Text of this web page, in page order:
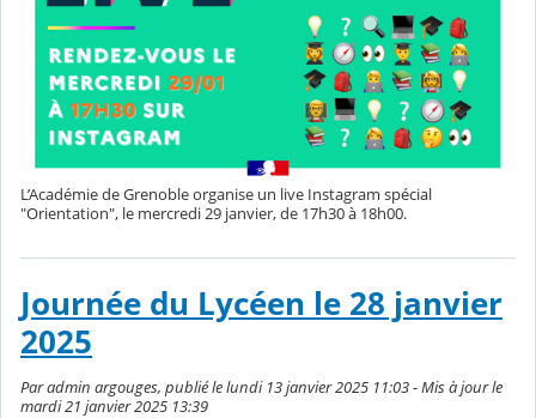
L’Académie de Grenoble organise un live Instagram spécial
"Orientation", le mercredi 29 janvier, de 17h30 à 18h00.
Journée du Lycéen le 28 janvier
2025
Par admin argouges, publié le lundi 13 janvier 2025 11:03 - Mis à jour le
mardi 21 janvier 2025 13:39